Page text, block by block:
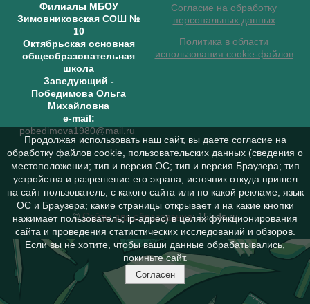
Филиалы МБОУ
Зимовниковская СОШ №
10
Октябрьская основная
общеобразовательная
школа
Заведующий -
Победимова Ольга
Михайловна
e-mail:
pobedimova1980@mail.ru
Согласие на обработку
персональных данных
Политика в области
использования cookie-файлов
©Сайты для образования: 15kids.ru
Продолжая использовать наш сайт, вы даете согласие на
обработку файлов cookie, пользовательских данных (сведения о
местоположении; тип и версия ОС; тип и версия Браузера; тип
устройства и разрешение его экрана; источник откуда пришел
на сайт пользователь; с какого сайта или по какой рекламе; язык
ОС и Браузера; какие страницы открывает и на какие кнопки
нажимает пользователь; ip-адрес) в целях функционирования
сайта и проведения статистических исследований и обзоров.
Если вы не хотите, чтобы ваши данные обрабатывались,
покиньте сайт.
Согласен